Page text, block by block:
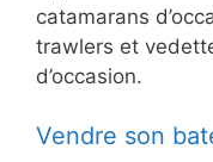
catamarans
trawlers et
d’occasion.
Vendre son